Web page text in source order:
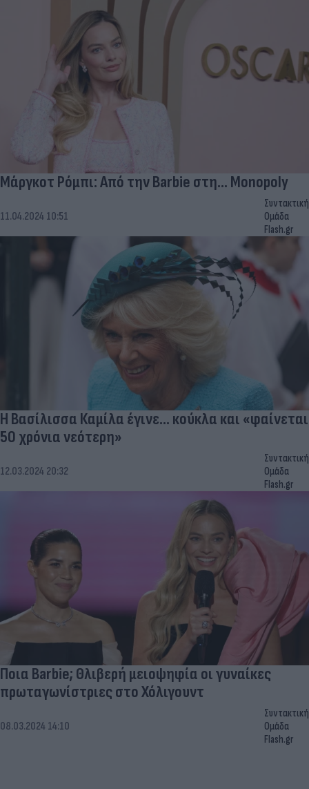
Μάργκοτ Ρόμπι: Από την Barbie στη... Monopoly
11.04.2024 10:51
Συντακτική
Ομάδα
Flash.gr
Η Βασίλισσα Καμίλα έγινε... κούκλα και «φαίνεται
50 χρόνια νεότερη»
12.03.2024 20:32
Συντακτική
Ομάδα
Flash.gr
Ποια Barbie; Θλιβερή μειοψηφία οι γυναίκες
πρωταγωνίστριες στο Χόλιγουντ
08.03.2024 14:10
Συντακτική
Ομάδα
Flash.gr